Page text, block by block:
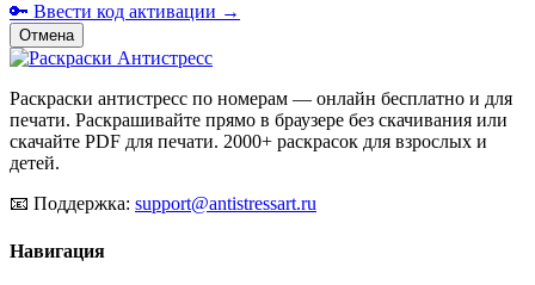
🔑 Ввести код активации →
Отмена
Раскраски антистресс по номерам — онлайн бесплатно и для
печати. Раскрашивайте прямо в браузере без скачивания или
скачайте PDF для печати. 2000+ раскрасок для взрослых и
детей.
📧 Поддержка: support@antistressart.ru
Навигация